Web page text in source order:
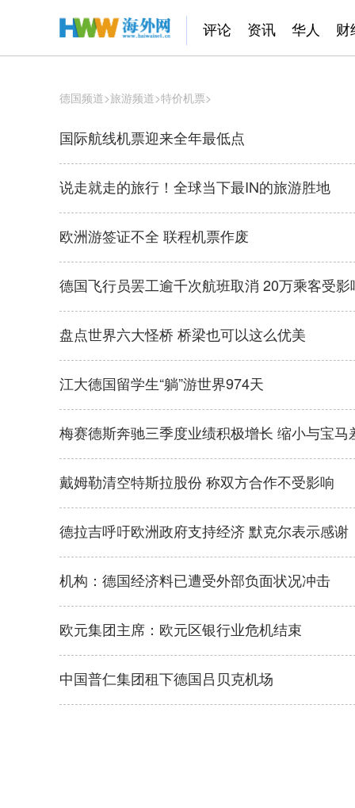
评论 资讯 华人 财
德国频道>旅游频道>特价机票>
国际航线机票迎来全年最低点
说走就走的旅行！全球当下最IN的旅游胜地
欧洲游签证不全 联程机票作废
德国飞行员罢工逾千次航班取消 20万乘客受影
盘点世界六大怪桥 桥梁也可以这么优美
江大德国留学生“躺”游世界974天
梅赛德斯奔驰三季度业绩积极增长 缩小与宝马
戴姆勒清空特斯拉股份 称双方合作不受影响
德拉吉呼吁欧洲政府支持经济 默克尔表示感谢
机构：德国经济料已遭受外部负面状况冲击
欧元集团主席：欧元区银行业危机结束
中国普仁集团租下德国吕贝克机场